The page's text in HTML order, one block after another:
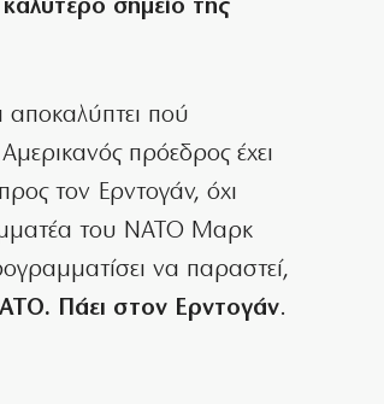
σημείο της
αποκαλύπτει πού
πρόεδρος έχει
τον Ερντογάν, όχι
του ΝΑΤΟ Μαρκ
να παραστεί,
Πάει στον Ερντογάν.